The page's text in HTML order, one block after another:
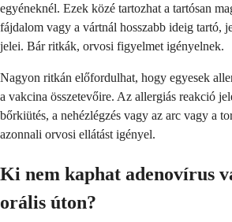
egyéneknél. Ezek közé tartozhat a tartósan
fájdalom vagy a vártnál hosszabb ideig tartó,
jelei. Bár ritkák, orvosi figyelmet igényelnek.
Nagyon ritkán előfordulhat, hogy egyesek
a vakcina összetevőire. Az allergiás reakció
bőrkiütés, a nehézlégzés vagy az arc vagy a
azonnali orvosi ellátást igényel.
Ki nem kaphat adenovírus
orális úton?